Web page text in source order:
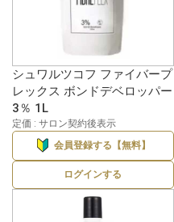
シュワルツコフ ファイバープ
レックス ボンドデベロッパー
3％ 1L
定価 : サロン契約後表示
会員登録する【無料】
ログインする